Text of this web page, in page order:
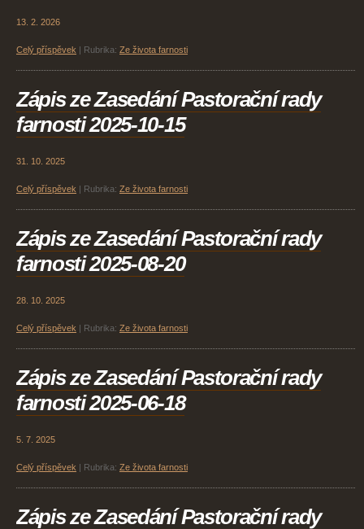
13. 2. 2026
Celý příspěvek Rubrika: Ze života farnosti
Zápis ze Zasedání Pastorační rady
farnosti 2025-10-15
31. 10. 2025
Celý příspěvek Rubrika: Ze života farnosti
Zápis ze Zasedání Pastorační rady
farnosti 2025-08-20
28. 10. 2025
Celý příspěvek Rubrika: Ze života farnosti
Zápis ze Zasedání Pastorační rady
farnosti 2025-06-18
5. 7. 2025
Celý příspěvek Rubrika: Ze života farnosti
Zápis ze Zasedání Pastorační rady